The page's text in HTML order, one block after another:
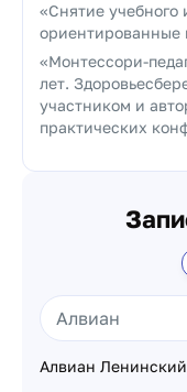
«Снятие учебного
ориентированные
«Монтессори-
лет.
участником и
практических
Алвиан